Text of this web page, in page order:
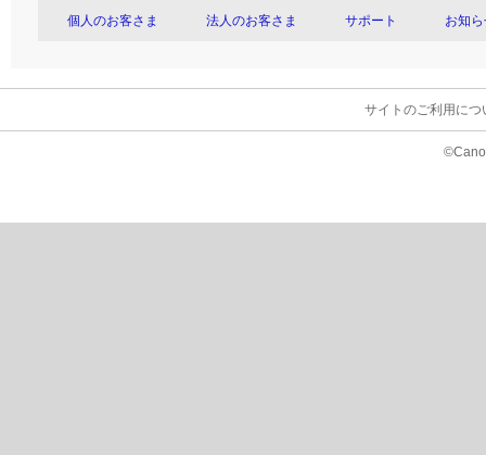
個人のお客さま 法人のお客さま サポート お知
サイトのご利用につ